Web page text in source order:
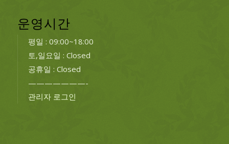
운영시간
평일 : 09:00~18:00
토,일요일 : Closed
공휴일 : Closed
———————-
관리자 로그인